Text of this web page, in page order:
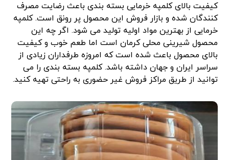
کیفیت بالای کلمپه خرمایی بسته بندی باعث رضایت مصرف
کنندگان شده و بازار فروش این محصول پر رونق است. کلمپه
خرمایی از بهترین مواد اولیه تولید می شود. اگر چه این
محصول شیرینی محلی کرمان است اما طعم خوب و کیفیت
بالای محصول باعث شده است که امروزه طرفداران زیادی از
سراسر ایران و جهان داشته باشد. کلمپه بسته بندی را می
توانید از طریق مراکز فروش غیر حضوری به راحتی تهیه کنید.